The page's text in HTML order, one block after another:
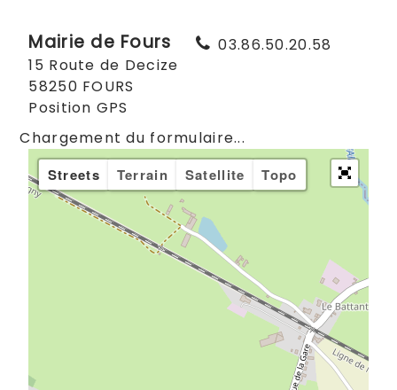
Mairie de Fours
15 Route de Decize
58250 FOURS
Position GPS
03.86.50.20.58
Chargement du formulaire...
Streets Terrain Satellite Topo